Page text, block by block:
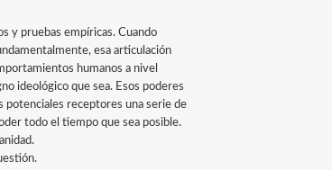
y pruebas empíricas. Cuando
esa articulación
humanos a nivel
ideológico que sea. Esos poderes
potenciales receptores una serie de
todo el tiempo que sea posible.